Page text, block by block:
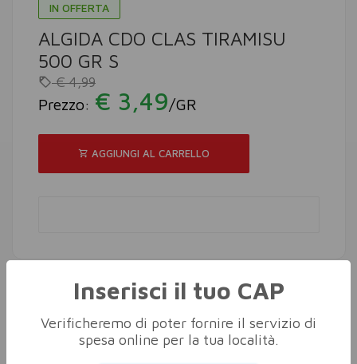
IN OFFERTA
ALGIDA CDO CLAS TIRAMISU
500 GR S
€ 4,99
Prezzo: € 3,49/GR
AGGIUNGI AL CARRELLO
Altri nella stessa categoria Vedi tutti
Inserisci il tuo CAP
Verificheremo di poter fornire il servizio di
spesa online per la tua località.